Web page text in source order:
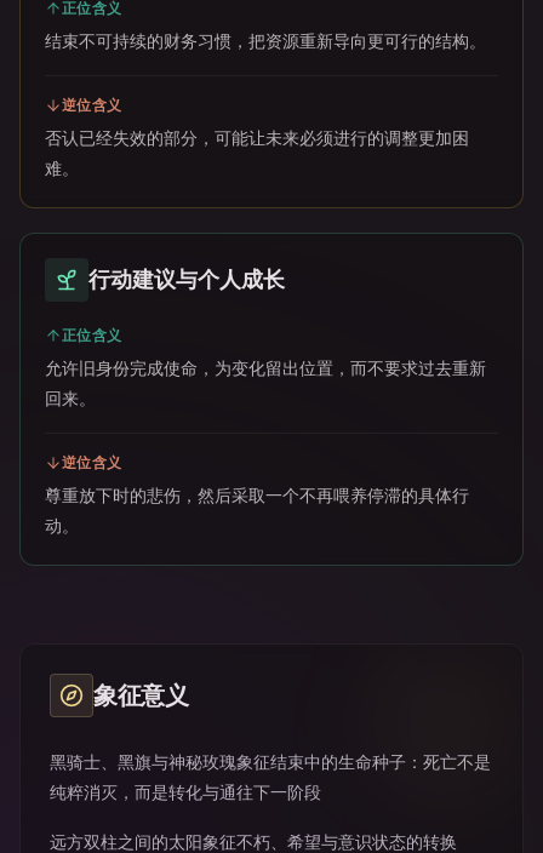
正位含义
结束不可持续的财务习惯，把资源重新导向更可行的结构。
逆位含义
否认已经失效的部分，可能让未来必须进行的调整更加困
难。
行动建议与个人成长
正位含义
允许旧身份完成使命，为变化留出位置，而不要求过去重新
回来。
逆位含义
尊重放下时的悲伤，然后采取一个不再喂养停滞的具体行
动。
象征意义
黑骑士、黑旗与神秘玫瑰象征结束中的生命种子：死亡不是
纯粹消灭，而是转化与通往下一阶段
远方双柱之间的太阳象征不朽、希望与意识状态的转换